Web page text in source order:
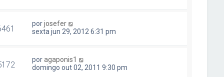
porjosefer
sexta jun 29, 2012 6:31 pm
poragaponis1
domingo out 02, 2011 9:30 pm